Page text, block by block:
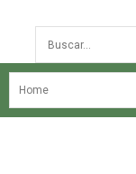
Busca
NOSSA HISTÓRIA